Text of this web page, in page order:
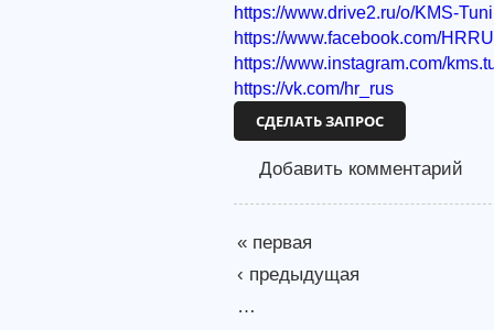
https://www.drive2.ru/o/KMS-
https://www.facebook.com/
https://www.instagram.com/
https://vk.com/hr_rus
СДЕЛАТЬ ЗАПРОС
Добавить комментарий
« первая
‹ предыдущая
…